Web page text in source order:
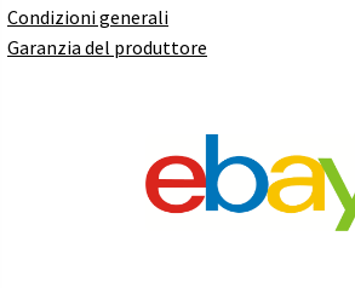
Condizioni generali
Garanzia del produttore